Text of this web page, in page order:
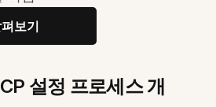
보기
설정 프로세스 개